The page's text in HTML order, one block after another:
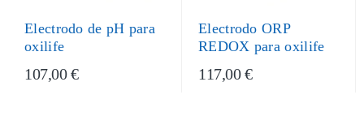
Electrodo de pH para
oxilife
107,00 €
Electrodo ORP
REDOX para oxilife
117,00 €